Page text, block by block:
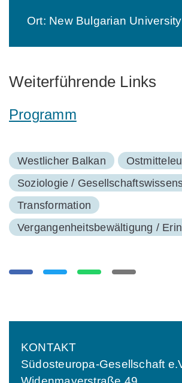
Ort: New Bulgarian
Weiterführende Links
Programm
Westlicher Balkan
Soziologie /
Transformation
Vergangenheitsbewältigung /
KONTAKT
Südosteuropa-Gesellschaft